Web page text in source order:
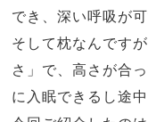
でき、深い呼吸が
そして枕なんです
さ」で、高さが合
に入眠できるし途